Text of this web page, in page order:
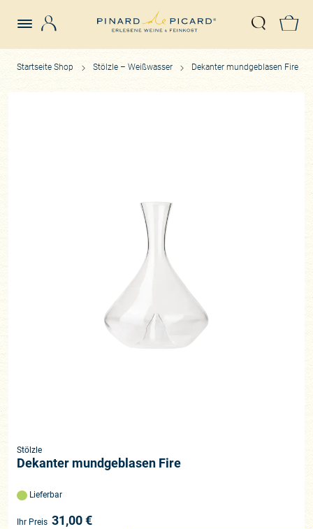
Suche
Startseite Shop Stölzle – Weißwasser Dekanter mundgeblasen Fire
Stölzle
Dekanter mundgeblasen Fire
Lieferbar
Ihr Preis 31,00€